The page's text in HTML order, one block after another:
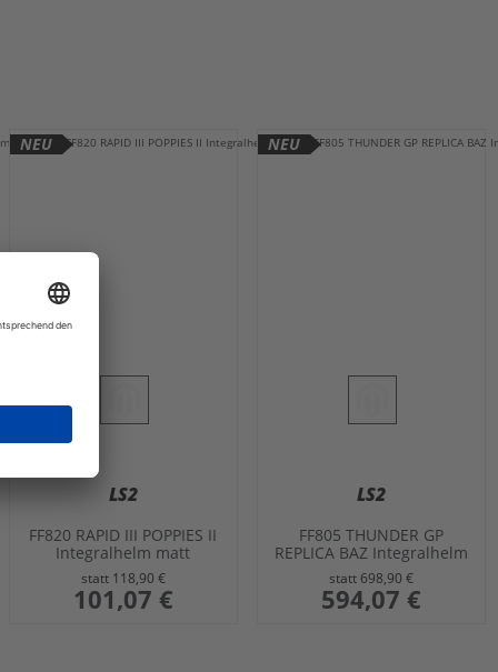
NEU
LS2
FF820 RAPID III POPPIES II
Integralhelm matt
schwarz-pink XL
statt 118,90 €
sonderangebot
101,07 €
NEU
LS2
FF805 THUNDER GP
REPLICA BAZ Integralhelm
weiss-rot-blau L
statt 698,90 €
sonderangebot
594,07 €